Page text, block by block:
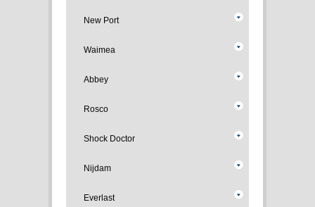
New Port
Waimea
Abbey
Rosco
Shock Doctor
Nijdam
Everlast